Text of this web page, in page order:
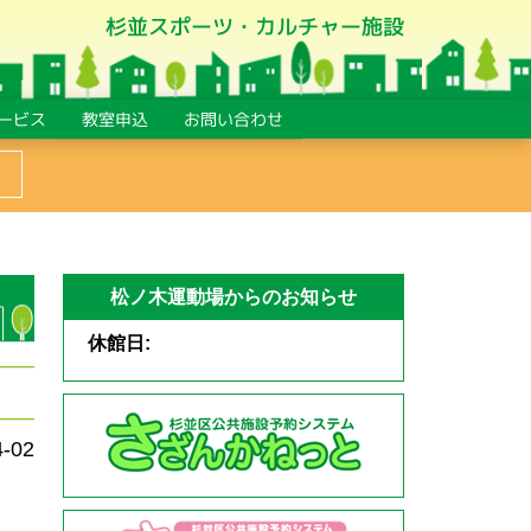
杉並スポーツ・カルチャー施設
02
松ノ木運動場からのお知らせ
休館日:
ビス 教室申込 お問い合わせ